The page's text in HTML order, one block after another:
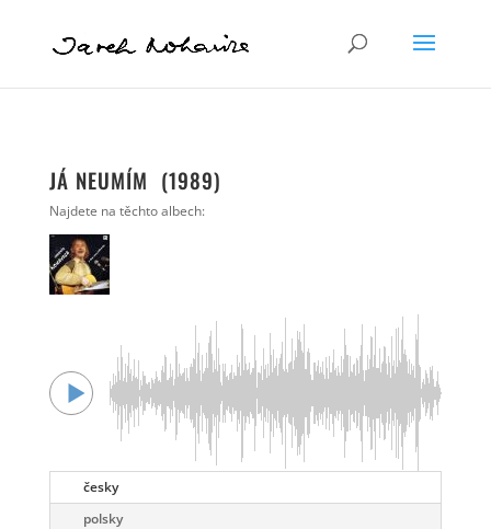
JÁ NEUMÍM (1989)
Najdete na těchto albech:
česky
polsky